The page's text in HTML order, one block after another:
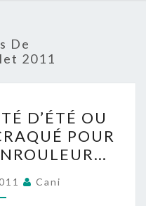
De
2011
D’ÉTÉ OU
POUR
Cani